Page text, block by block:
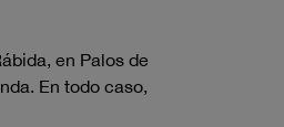
en Palos de
En todo caso,